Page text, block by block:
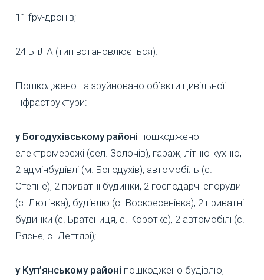
11 fpv-дронів;
24 БпЛА (тип встановлюється).
Пошкоджено та зруйновано обʼєкти цивільної
інфраструктури:
у Богодухівському районі пошкоджено
електромережі (сел. Золочів), гараж, літню кухню,
2 адмінбудівлі (м. Богодухів), автомобіль (с.
Степне), 2 приватні будинки, 2 господарчі споруди
(с. Лютівка), будівлю (с. Воскресенівка), 2 приватні
будинки (с. Братениця, с. Коротке), 2 автомобілі (с.
Рясне, с. Дегтярі);
у Куп’янському районі пошкоджено будівлю,